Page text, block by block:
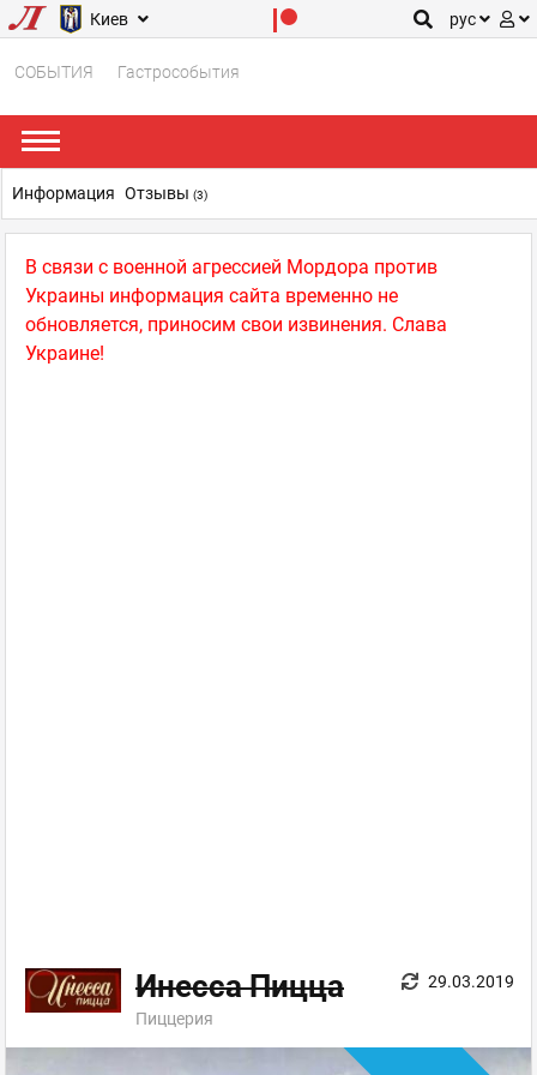
Киев рус
СОБЫТИЯ Гастрособытия
В связи с военной агрессией Мордора против
Украины информация сайта временно не
обновляется, приносим свои извинения. Слава
Украине!
Инесса Пицца
Пиццерия
29.03.2019
Информация Отзывы (3)